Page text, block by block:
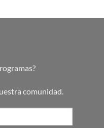
comunidad.